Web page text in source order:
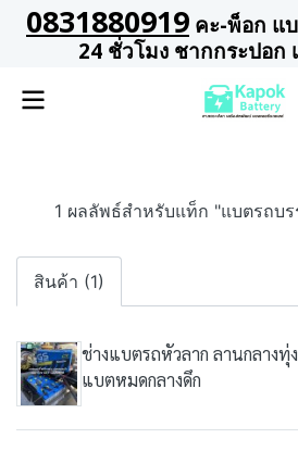
0831880919 คะ-พ็อก แ
24 ชั่วโมง ชากกระปอ
1 ผลลัพธ์สำหรับแท็ก "แบตรถบ
สินค้า (1)
ช่างแบตรถหัวลาก ลานกลางทุ่
แบตหมดกลางดึก